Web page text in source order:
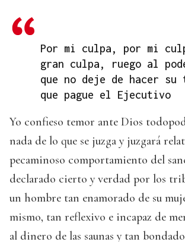
Por mi culpa, por mi
gran culpa, ruego al
que no deje de hacer su
que pague el Ejecutivo
Yo confieso temor ante Dios
nada de lo que se juzga y juzgará
pecaminoso comportamiento del
declarado cierto y verdad por los
un hombre tan enamorado de su
mismo, tan reflexivo e incapaz de
al dinero de las saunas y tan